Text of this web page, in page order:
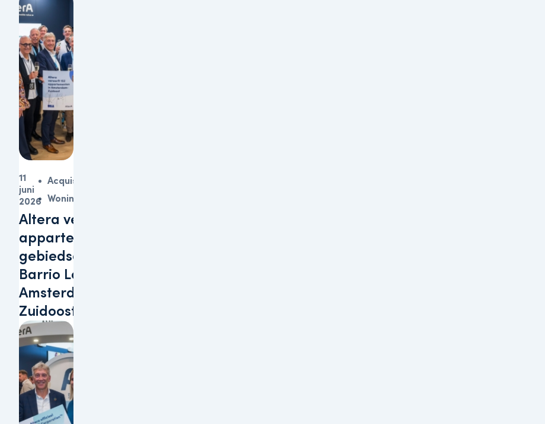
Altera verwerft 152
appartementen in
gebiedsontwikkeling
Barrio Lobi te
Amsterdam-
Zuidoost
11
juni
2026
Acquisitie
Woningen